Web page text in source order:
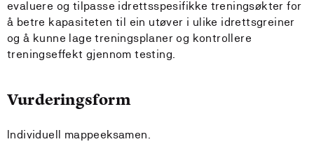
evaluere og tilpasse idrettsspesifikke treningsøkter for
å betre kapasiteten til ein utøver i ulike idrettsgreiner
og å kunne lage treningsplaner og kontrollere
treningseffekt gjennom testing.
Vurderingsform
Individuell mappeeksamen.